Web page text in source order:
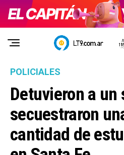
POLICIALES
Detuvieron a un
secuestraron
cantidad de